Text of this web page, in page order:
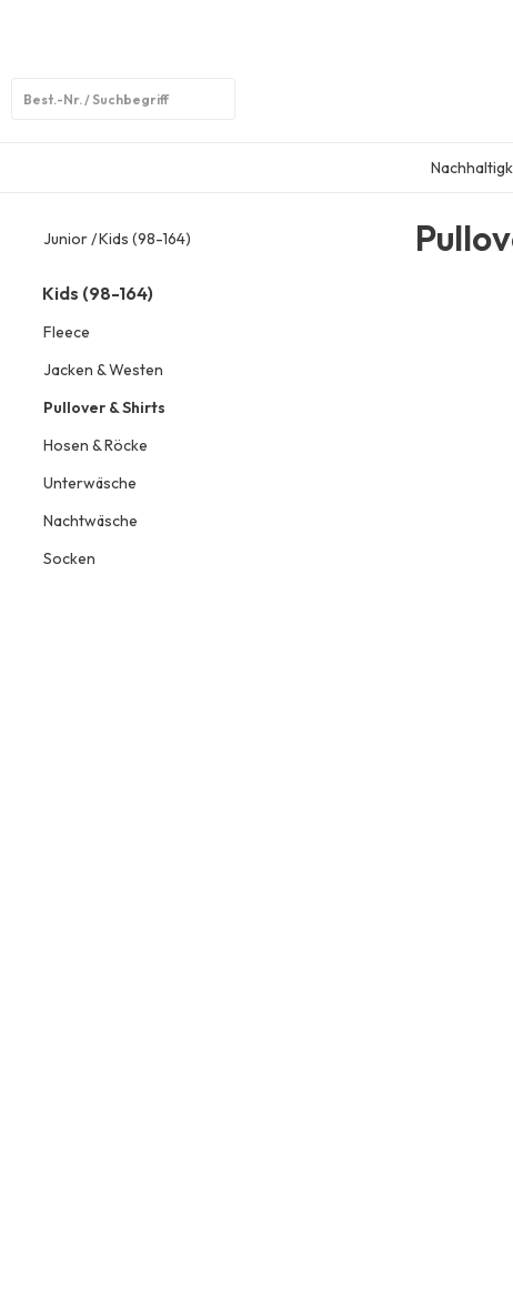
Junior Kids (98-164)
Kids (98-164)
Fleece
Jacken & Westen
Pullover & Shirts
Hosen & Röcke
Unterwäsche
Nachtwäsche
Socken